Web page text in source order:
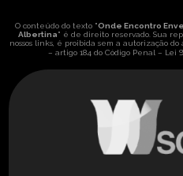
O conteúdo do texto "Onde Encontro
Albertina" é de direito reservado. Sua
nossos links, é proibida sem a autorização
– artigo 184 do Código Penal – Lei